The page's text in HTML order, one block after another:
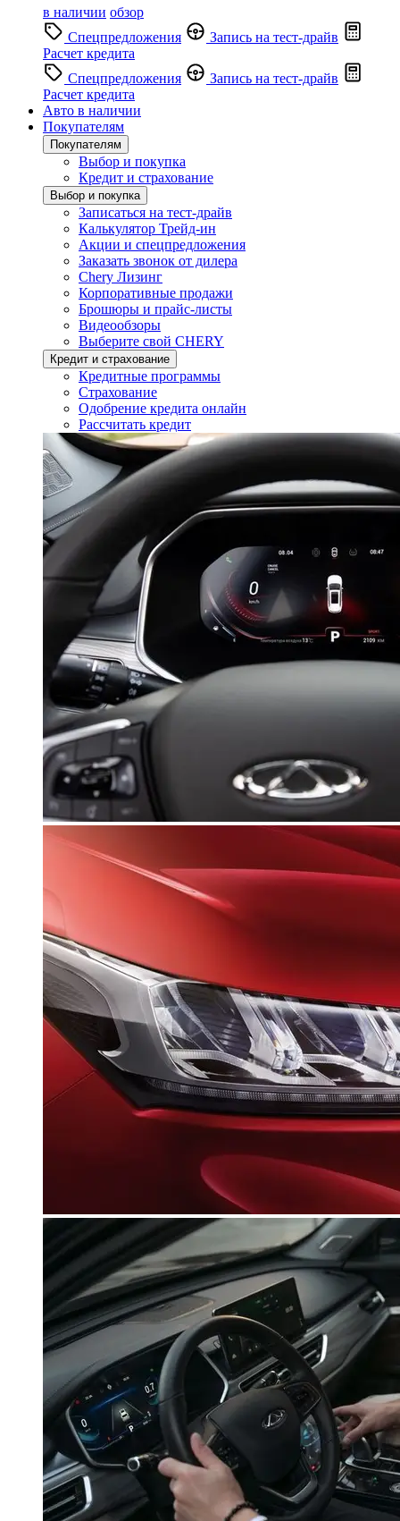
в наличии обзор
Спецпредложения
Запись на тест-драйв
Расчет кредита
Спецпредложения
Запись на тест-драйв
Расчет кредита
Авто в наличии
Покупателям
Покупателям
Выбор и покупка
Кредит и страхование
Выбор и покупка
Записаться на тест-драйв
Калькулятор Трейд-ин
Акции и спецпредложения
Заказать звонок от дилера
Chery Лизинг
Корпоративные продажи
Брошюры и прайс-листы
Видеообзоры
Выберите свой CHERY
Кредит и страхование
Кредитные программы
Страхование
Одобрение кредита онлайн
Рассчитать кредит